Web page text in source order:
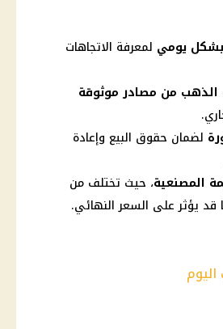
بشكل يومي لمعرفة الاتجاهات
الذهب من مصادر موثوقة
لضمان حقوق البيع وإعادة
المصنعية، حيث تختلف من
قد يؤثر على السعر النهائي.